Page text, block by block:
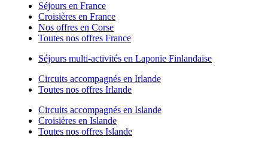
Séjours en France
Croisières en France
Nos offres en Corse
Toutes nos offres France
Séjours multi-activités en Laponie Finlandaise
Circuits accompagnés en Irlande
Toutes nos offres Irlande
Circuits accompagnés en Islande
Croisières en Islande
Toutes nos offres Islande